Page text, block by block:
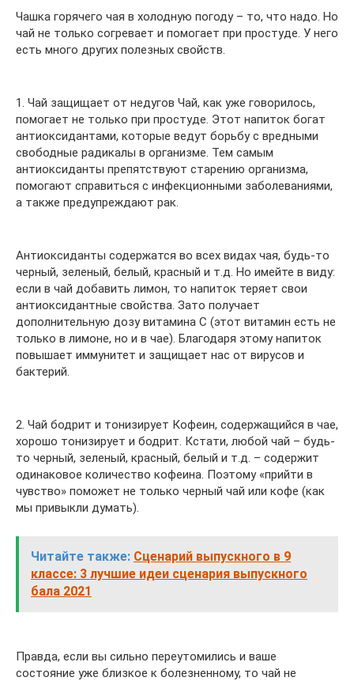
Чашка горячего чая в холодную погоду – то, что надо. Но
чай не только согревает и помогает при простуде. У него
есть много других полезных свойств.
1. Чай защищает от недугов Чай, как уже говорилось,
помогает не только при простуде. Этот напиток богат
антиоксидантами, которые ведут борьбу с вредными
свободные радикалы в организме. Тем самым
антиоксиданты препятствуют старению организма,
помогают справиться с инфекционными заболеваниями,
а также предупреждают рак.
Антиоксиданты содержатся во всех видах чая, будь-то
черный, зеленый, белый, красный и т.д. Но имейте в виду:
если в чай добавить лимон, то напиток теряет свои
антиоксидантные свойства. Зато получает
дополнительную дозу витамина С (этот витамин есть не
только в лимоне, но и в чае). Благодаря этому напиток
повышает иммунитет и защищает нас от вирусов и
бактерий.
2. Чай бодрит и тонизирует Кофеин, содержащийся в чае,
хорошо тонизирует и бодрит. Кстати, любой чай – будь-
то черный, зеленый, красный, белый и т.д. – содержит
одинаковое количество кофеина. Поэтому «прийти в
чувство» поможет не только черный чай или кофе (как
мы привыкли думать).
Читайте также: Сценарий выпускного в 9
классе: 3 лучшие идеи сценария выпускного
бала 2021
Правда, если вы сильно переутомились и ваше
состояние уже близкое к болезненному, то чай не